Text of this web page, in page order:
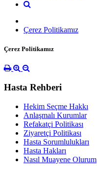
Çerez Politikamız
Çerez Politikamız
Hasta Rehberi
Hekim Seçme Hakkı
Anlaşmalı Kurumlar
Refakatçi Politikası
Ziyaretçi Politikası
Hasta Sorumlulukları
Hasta Hakları
Nasıl Muayene Olurum